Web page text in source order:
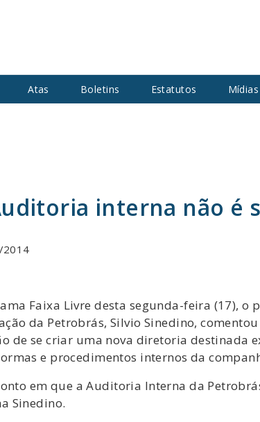
Atas Boletins Estatutos Mídias
interna não é
2014
Faixa Livre desta segunda-feira (17), o
da Petrobrás, Silvio Sinedino,
de se criar uma nova diretoria destinada
e procedimentos internos da
em que a Auditoria Interna da
Sinedino.